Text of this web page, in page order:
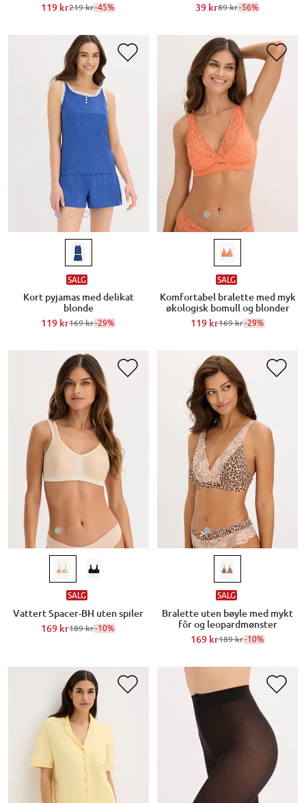
119 kr219 kr-45%
39 kr89 kr-56%
SALG
Kort pyjamas med delikat
blonde
119 kr169 kr-29%
SALG
Komfortabel bralette med myk
økologisk bomull og blonder
119 kr169 kr-29%
SALG
Vattert Spacer-BH uten spiler
169 kr189 kr-10%
SALG
Bralette uten bøyle med mykt
fôr og leopardmønster
169 kr189 kr-10%